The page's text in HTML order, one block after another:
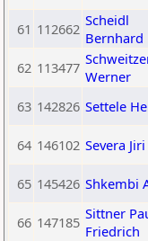
61 112662 Scheidl
Bernhard
62 113477 Werner
63 142826 Settele
64 146102 Severa Jiri
65 145426 Shkembi
66 147185 Sittner
Friedrich